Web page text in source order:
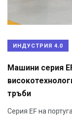
ИНДУСТРИЯ 4.0
Машини серия
тръби
Серия EF на